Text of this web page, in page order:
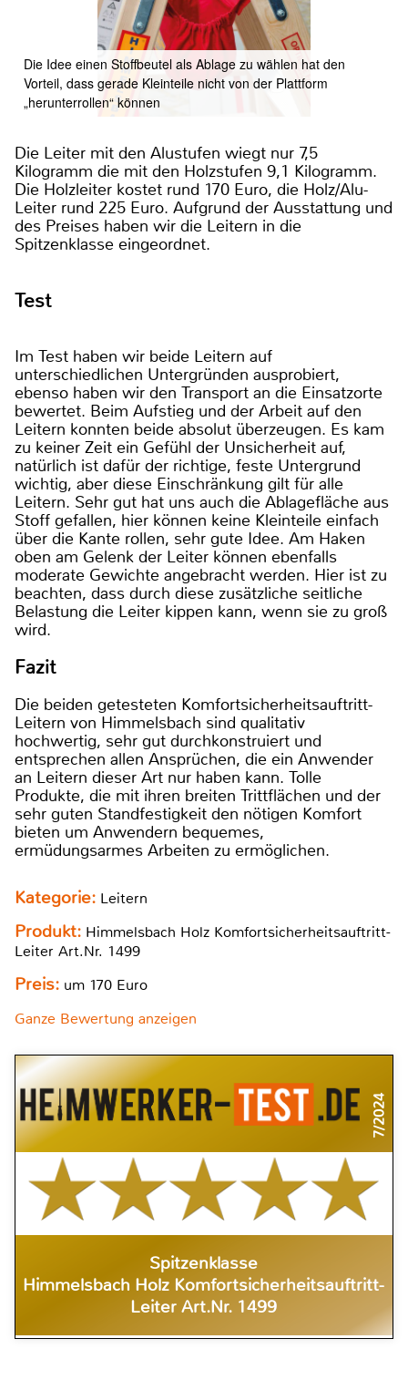
Die Idee einen Stoffbeutel als Ablage zu wählen hat den
Vorteil, dass gerade Kleinteile nicht von der Plattform
„herunterrollen“ können
Die Leiter mit den Alustufen wiegt nur 7,5
Kilogramm die mit den Holzstufen 9,1 Kilogramm.
Die Holzleiter kostet rund 170 Euro, die Holz/Alu-
Leiter rund 225 Euro. Aufgrund der Ausstattung und
des Preises haben wir die Leitern in die
Spitzenklasse eingeordnet.
Test
Im Test haben wir beide Leitern auf
unterschiedlichen Untergründen ausprobiert,
ebenso haben wir den Transport an die Einsatzorte
bewertet. Beim Aufstieg und der Arbeit auf den
Leitern konnten beide absolut überzeugen. Es kam
zu keiner Zeit ein Gefühl der Unsicherheit auf,
natürlich ist dafür der richtige, feste Untergrund
wichtig, aber diese Einschränkung gilt für alle
Leitern. Sehr gut hat uns auch die Ablagefläche aus
Stoff gefallen, hier können keine Kleinteile einfach
über die Kante rollen, sehr gute Idee. Am Haken
oben am Gelenk der Leiter können ebenfalls
moderate Gewichte angebracht werden. Hier ist zu
beachten, dass durch diese zusätzliche seitliche
Belastung die Leiter kippen kann, wenn sie zu groß
wird.
Fazit
Die beiden getesteten Komfortsicherheitsauftritt-
Leitern von Himmelsbach sind qualitativ
hochwertig, sehr gut durchkonstruiert und
entsprechen allen Ansprüchen, die ein Anwender
an Leitern dieser Art nur haben kann. Tolle
Produkte, die mit ihren breiten Trittflächen und der
sehr guten Standfestigkeit den nötigen Komfort
bieten um Anwendern bequemes,
ermüdungsarmes Arbeiten zu ermöglichen.
Kategorie: Leitern
Produkt: Himmelsbach Holz Komfortsicherheitsauftritt-
Leiter Art.Nr. 1499
Preis: um 170 Euro
Ganze Bewertung anzeigen
7/2024
Spitzenklasse
Himmelsbach Holz Komfortsicherheitsauftritt-
Leiter Art.Nr. 1499